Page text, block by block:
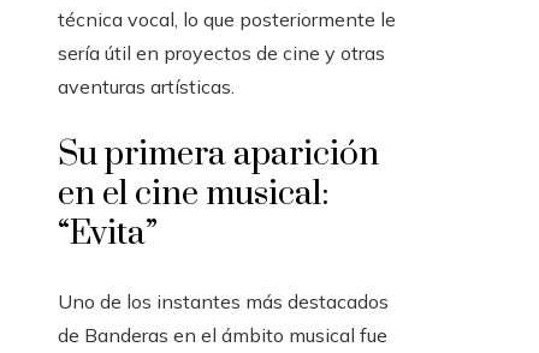
técnica vocal, lo que posteriormente le
sería útil en proyectos de cine y otras
aventuras artísticas.
Su primera aparición
en el cine musical:
“Evita”
Uno de los instantes más destacados
de Banderas en el ámbito musical fue